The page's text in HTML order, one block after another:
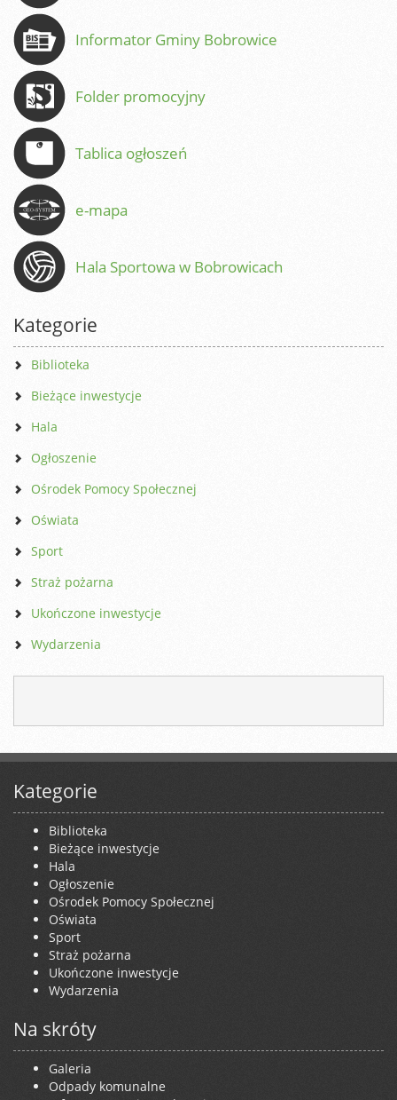
Informator Gminy Bobrowice
Folder promocyjny
Tablica ogłoszeń
e-mapa
Hala Sportowa w Bobrowicach
Kategorie
Biblioteka
Bieżące inwestycje
Hala
Ogłoszenie
Ośrodek Pomocy Społecznej
Oświata
Sport
Straż pożarna
Ukończone inwestycje
Wydarzenia
Kategorie
Biblioteka
Bieżące inwestycje
Hala
Ogłoszenie
Ośrodek Pomocy Społecznej
Oświata
Sport
Straż pożarna
Ukończone inwestycje
Wydarzenia
Na skróty
Galeria
Odpady komunalne